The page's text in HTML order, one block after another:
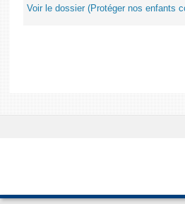
Voir le dossier (Protéger nos enfants